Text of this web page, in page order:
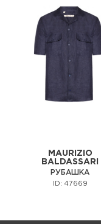
MAURIZIO
BALDASSARI
РУБАШКА
ID: 47669